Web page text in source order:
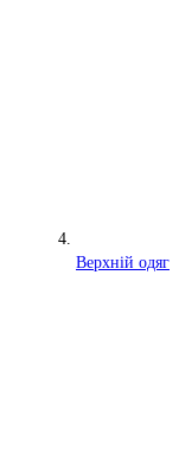
Верхній одяг